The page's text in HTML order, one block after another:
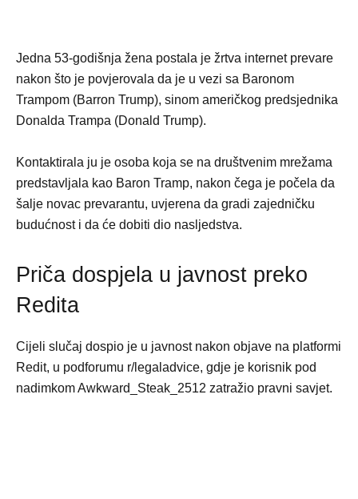
Jedna 53-godišnja žena postala je žrtva internet prevare
nakon što je povjerovala da je u vezi sa Baronom
Trampom (Barron Trump), sinom američkog predsjednika
Donalda Trampa (Donald Trump).
Kontaktirala ju je osoba koja se na društvenim mrežama
predstavljala kao Baron Tramp, nakon čega je počela da
šalje novac prevarantu, uvjerena da gradi zajedničku
budućnost i da će dobiti dio nasljedstva.
Priča dospjela u javnost preko
Redita
Cijeli slučaj dospio je u javnost nakon objave na platformi
Redit, u podforumu r/legaladvice, gdje je korisnik pod
nadimkom Awkward_Steak_2512 zatražio pravni savjet.